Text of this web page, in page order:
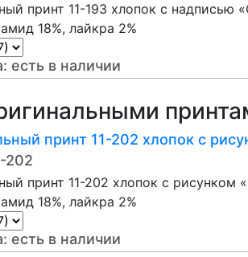
принт 11-193 хлопок с
18%, лайкра 2%
есть в наличии
принт 11-202 хлопок с
202
принт 11-202 хлопок с рисунком
18%, лайкра 2%
есть в наличии